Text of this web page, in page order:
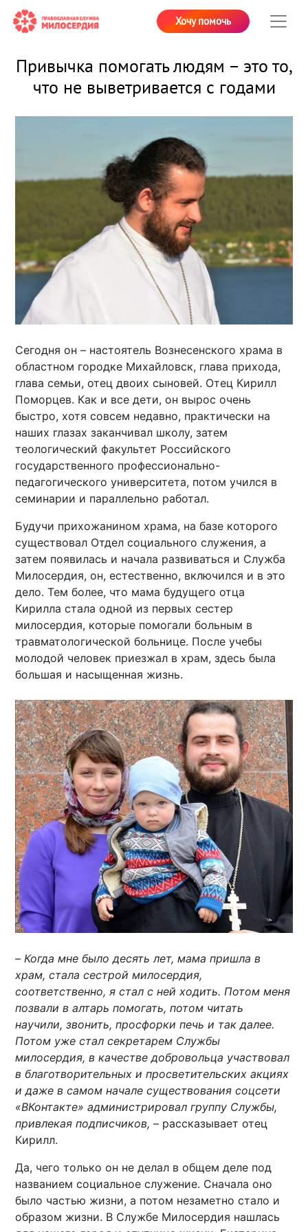
Хочу помочь
Привычка помогать людям – это то,
что не выветривается с годами
Сегодня он – настоятель Вознесенского храма в
областном городке Михайловск, глава прихода,
глава семьи, отец двоих сыновей. Отец Кирилл
Поморцев. Как и все дети, он вырос очень
быстро, хотя совсем недавно, практически на
наших глазах заканчивал школу, затем
теологический факультет Российского
государственного профессионально-
педагогического университета, потом учился в
семинарии и параллельно работал.
Будучи прихожанином храма, на базе которого
существовал Отдел социального служения, а
затем появилась и начала развиваться и Служба
Милосердия, он, естественно, включился и в это
дело. Тем более, что мама будущего отца
Кирилла стала одной из первых сестер
милосердия, которые помогали больным в
травматологической больнице. После учебы
молодой человек приезжал в храм, здесь была
большая и насыщенная жизнь.
–Когда мне было десять лет, мама пришла в
храм, стала сестрой милосердия,
соответственно, я стал с ней ходить. Потом меня
позвали в алтарь помогать, потом читать
научили, звонить, просфорки печь и так далее.
Потом уже стал секретарем Службы
милосердия, в качестве добровольца участвовал
в благотворительных и просветительских акциях
и даже в самом начале существования соцсети
«ВКонтакте» администрировал группу Службы,
привлекая подписчиков, – рассказывает отец
Кирилл.
Да, чего только он не делал в общем деле под
названием социальное служение. Сначала оно
было частью жизни, а потом незаметно стало и
образом жизни. В Службе Милосердия нашлась